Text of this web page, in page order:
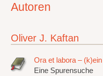
Autoren
Oliver J. Kaftan
Ora et labora –
Eine Spurensuche